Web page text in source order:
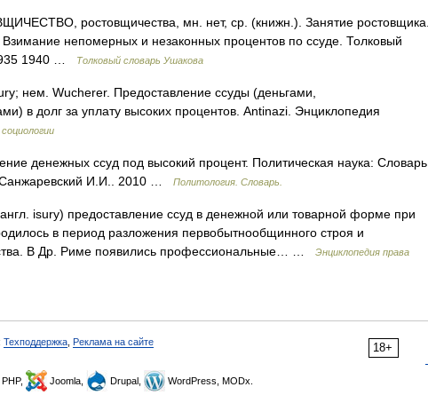
ростовщичества, мн. нет, ср. (книжн.). Занятие ростовщика.
Взимание непомерных и незаконных процентов по ссуде. Толковый
1940 …
Толковый словарь Ушакова
нем. Wucherer. Предоставление ссуды (деньгами,
в долг за уплату высоких процентов. Antinazi. Энциклопедия
денежных ссуд под высокий процент. Политическая наука: Словарь
Санжаревский И.И.. 2010 …
Политология. Словарь.
isury) предоставление ссуд в денежной или товарной форме при
в период разложения первобытнообщинного строя и
В Др. Риме появились профессиональные… …
Энциклопедия права
18+
Техподдержка Реклама на сайте
Joomla, Drupal, WordPress, MODx.